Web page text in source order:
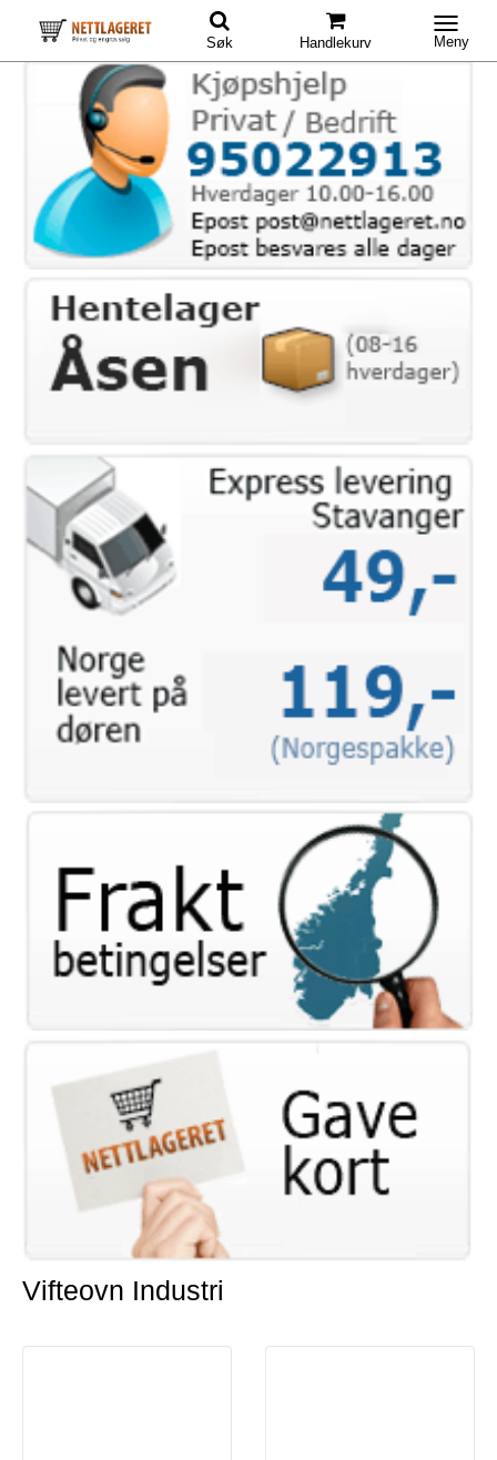
Søk Handlekurv Meny
Vifteovn Industri